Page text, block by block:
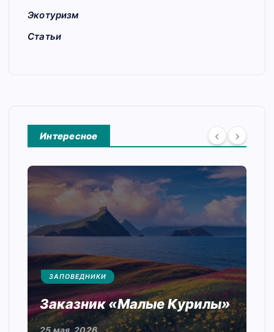
Экотуризм
Статьи
Интересное
ЗАПОВЕДНИКИ
Заказник «Малые Курилы»